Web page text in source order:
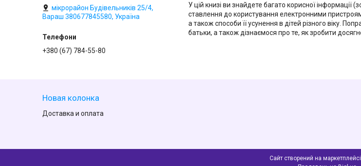
У цій книзі ви знайдете багато корисної
ставлення до користування електронними
а також способи її усунення в дітей різного віку.
батьки, а також дізнаємося про те, як зробити
мікрорайон Будівельників 25/4,
Вараш 380677845580, Україна
+380 (67) 784-55-80
Новая колонка
Доставка и оплата
Сайт створений на маркетплейсі